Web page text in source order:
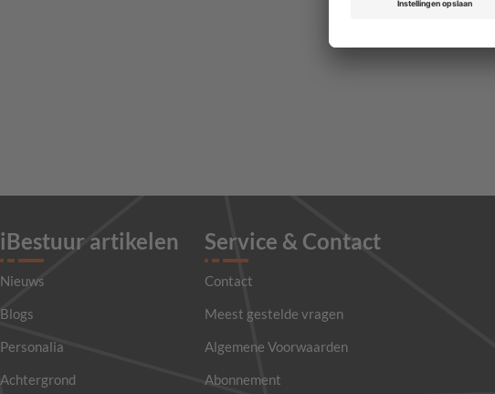
iBestuur artikelen
Nieuws
Blogs
Personalia
Achtergrond
Service & Contact
Contact
Meest gestelde vragen
Algemene Voorwaarden
Abonnement